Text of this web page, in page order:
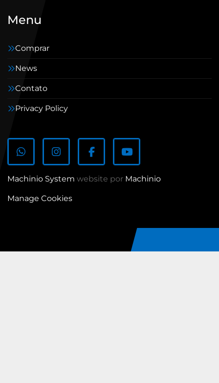
Menu
Comprar
News
Contato
Privacy Policy
whatsappinstagramfacebookyoutube
Machinio System website por Machinio
Manage Cookies